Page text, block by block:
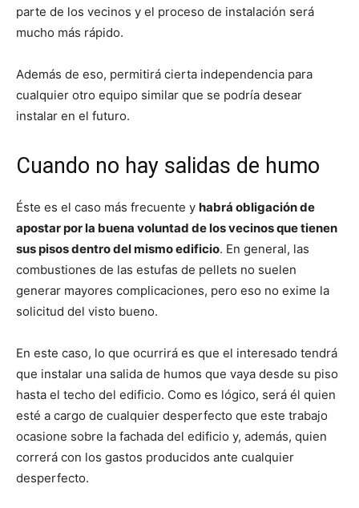
parte de los vecinos y el proceso de instalación será
mucho más rápido.
Además de eso, permitirá cierta independencia para
cualquier otro equipo similar que se podría desear
instalar en el futuro.
Cuando no hay salidas de humo
Éste es el caso más frecuente y habrá obligación de
apostar por la buena voluntad de los vecinos que tienen
sus pisos dentro del mismo edificio. En general, las
combustiones de las estufas de pellets no suelen
generar mayores complicaciones, pero eso no exime la
solicitud del visto bueno.
En este caso, lo que ocurrirá es que el interesado tendrá
que instalar una salida de humos que vaya desde su piso
hasta el techo del edificio. Como es lógico, será él quien
esté a cargo de cualquier desperfecto que este trabajo
ocasione sobre la fachada del edificio y, además, quien
correrá con los gastos producidos ante cualquier
desperfecto.